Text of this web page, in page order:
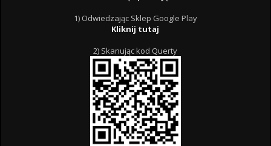
1) Odwiedzając Sklep Google Play
Kliknij tutaj
2) Skanując kod Querty